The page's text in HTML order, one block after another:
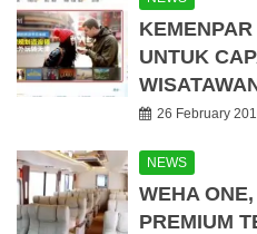
UNTUK
26 February
NEWS
WEHA
PREMIUM